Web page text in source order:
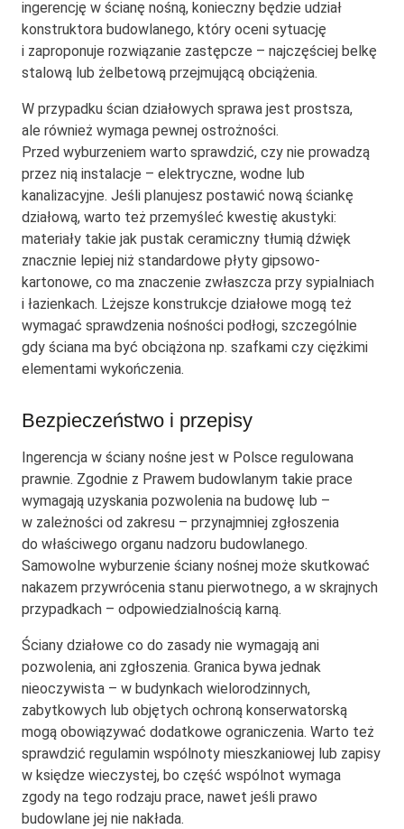
ingerencję w ścianę nośną, konieczny będzie udział
konstruktora budowlanego, który oceni sytuację
i zaproponuje rozwiązanie zastępcze – najczęściej belkę
stalową lub żelbetową przejmującą obciążenia.
W przypadku ścian działowych sprawa jest prostsza,
ale również wymaga pewnej ostrożności.
Przed wyburzeniem warto sprawdzić, czy nie prowadzą
przez nią instalacje – elektryczne, wodne lub
kanalizacyjne. Jeśli planujesz postawić nową ściankę
działową, warto też przemyśleć kwestię akustyki:
materiały takie jak pustak ceramiczny tłumią dźwięk
znacznie lepiej niż standardowe płyty gipsowo-
kartonowe, co ma znaczenie zwłaszcza przy sypialniach
i łazienkach. Lżejsze konstrukcje działowe mogą też
wymagać sprawdzenia nośności podłogi, szczególnie
gdy ściana ma być obciążona np. szafkami czy ciężkimi
elementami wykończenia.
Bezpieczeństwo i przepisy
Ingerencja w ściany nośne jest w Polsce regulowana
prawnie. Zgodnie z Prawem budowlanym takie prace
wymagają uzyskania pozwolenia na budowę lub –
w zależności od zakresu – przynajmniej zgłoszenia
do właściwego organu nadzoru budowlanego.
Samowolne wyburzenie ściany nośnej może skutkować
nakazem przywrócenia stanu pierwotnego, a w skrajnych
przypadkach – odpowiedzialnością karną.
Ściany działowe co do zasady nie wymagają ani
pozwolenia, ani zgłoszenia. Granica bywa jednak
nieoczywista – w budynkach wielorodzinnych,
zabytkowych lub objętych ochroną konserwatorską
mogą obowiązywać dodatkowe ograniczenia. Warto też
sprawdzić regulamin wspólnoty mieszkaniowej lub zapisy
w księdze wieczystej, bo część wspólnot wymaga
zgody na tego rodzaju prace, nawet jeśli prawo
budowlane jej nie nakłada.